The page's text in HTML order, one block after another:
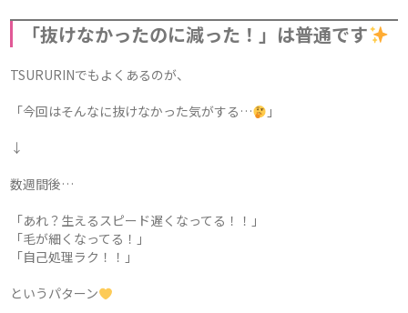
「抜けなかったのに減った！」は普通です
TSURURINでもよくあるのが、
「今回はそんなに抜けなかった気がする…
」
↓
数週間後…
「あれ？生えるスピード遅くなってる！！」
「毛が細くなってる！」
「自己処理ラク！！」
というパターン